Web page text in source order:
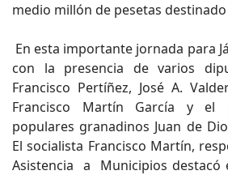
medio millón de pesetas
En esta importante jornada para
con la presencia de varios
Francisco Pertíñez, José A.
Francisco Martín García y el
populares granadinos Juan de
El socialista Francisco Martín,
Asistencia a Municipios destacó